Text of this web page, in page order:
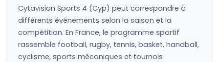
Cytavision Sports 4 (Cyp) peut correspondre à
différents événements selon la saison et la
compétition. En France, le programme sportif
rassemble football, rugby, tennis, basket, handball,
cyclisme, sports mécaniques et tournois